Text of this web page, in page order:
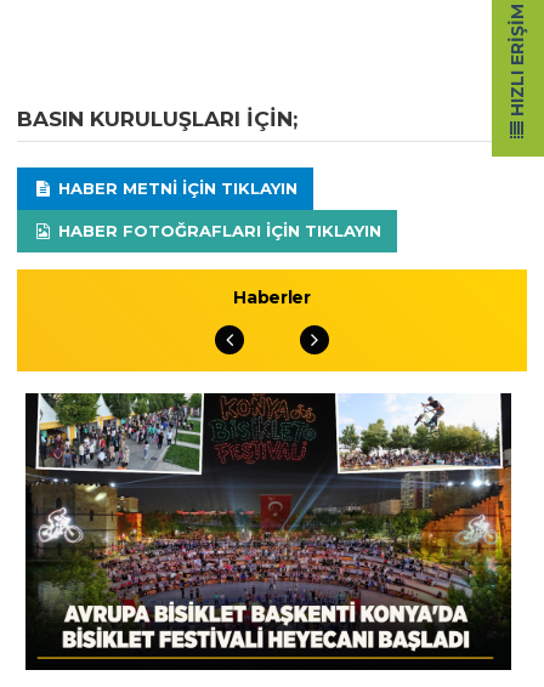
BASIN KURULUŞLARI IÇIN;
HABER METNI IÇIN TIKLAYIN
HABER FOTOĞRAFLARI IÇIN TIKLAYIN
Haberler
HIZLI ERIŞIM